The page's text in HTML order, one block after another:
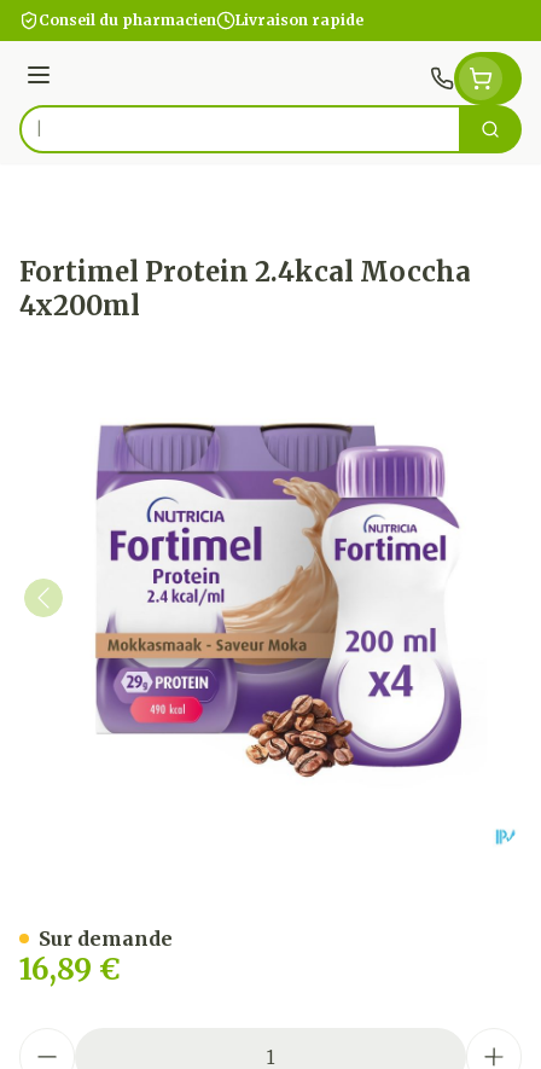
Aller au contenu
Conseil du pharmacien Livraison rapide
Menu
Rechercher
Fortimel Protein 2.4kcal Moccha
4x200ml
16,89 €
Sur demande